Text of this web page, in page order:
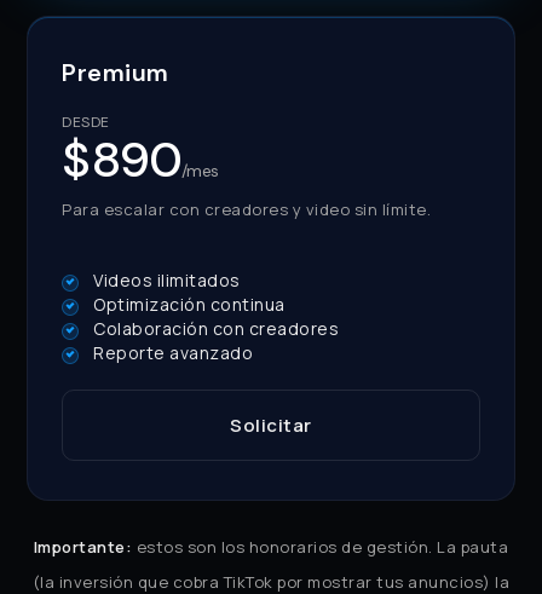
Premium
DESDE
$890/mes
Para escalar con creadores y video sin límite.
Videos ilimitados
Optimización continua
Colaboración con creadores
Reporte avanzado
Solicitar
Importante: estos son los honorarios de gestión. La pauta
(la inversión que cobra TikTok por mostrar tus anuncios) la